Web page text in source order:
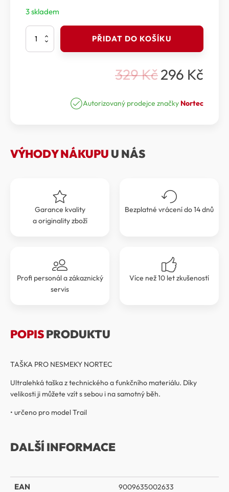
3 skladem
Nortec
Obal
PŘIDAT DO KOŠÍKU
329Kč
Původní
byla:
296 Kč
Aktuální
je:
Autorizovaný prodejce značky Nortec
VÝHODY NÁKUPU U NÁS
Garance kvality
a originality zboží
Bezplatné vrácení do 14 dnů
Profi personál a zákaznický
servis
Více než 10 let zkušeností
POPISPRODUKTU
TAŠKA PRO NESMEKY NORTEC
Ultralehká taška z technického a funkčního materiálu. Díky
velikosti ji můžete vzít s sebou i na samotný běh.
• určeno pro model Trail
DALŠÍ INFORMACE
EAN 9009635002633